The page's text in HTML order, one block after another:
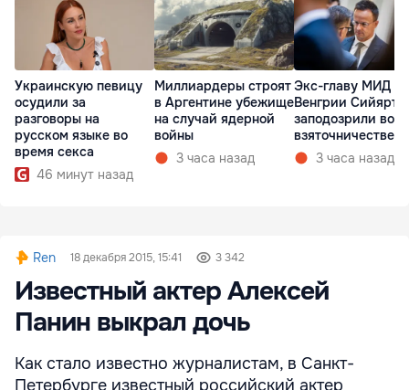
Украинскую певицу
осудили за
разговоры на
русском языке во
время секса
46 минут назад
Миллиардеры строят
в Аргентине убежище
на случай ядерной
войны
3 часа назад
Экс-главу МИД
Венгрии Сийярто
заподозрили во
взяточничестве
3 часа назад
Ren 18 декабря 2015, 15:41 3 342
Известный актер Алексей
Панин выкрал дочь
Как стало известно журналистам, в Санкт-
Петербурге известный российский актер